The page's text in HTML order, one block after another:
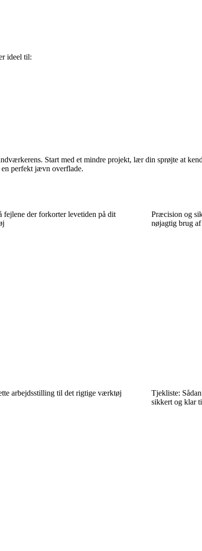
ideel til:
Start med et mindre projekt, lær din sprøjte at
en perfekt jævn overflade.
fejlene der forkorter levetiden på dit
Præcision og
nøjagtig brug
arbejdsstilling til det rigtige værktøj
Tjekliste:
sikkert og klar